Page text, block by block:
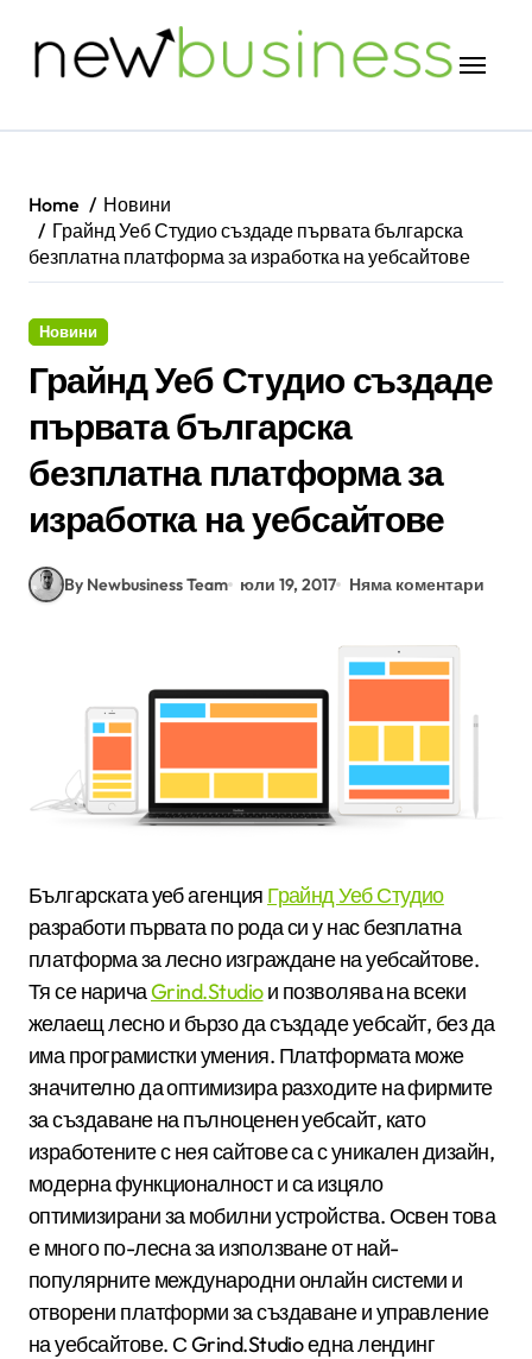
Home
Новини
Грайнд Уеб Студио създаде първата българска
безплатна платформа за изработка на уебсайтове
Новини
Грайнд Уеб Студио създаде
първата българска
безплатна платформа за
изработка на уебсайтове
By Newbusiness Team юли 19, 2017 Няма коментари
Българската уеб агенция Грайнд Уеб Студио
разработи първата по рода си у нас безплатна
платформа за лесно изграждане на уебсайтове.
Тя се наричаGrind.Studioи позволява на всеки
желаещ лесно и бързо да създаде уебсайт, без да
има програмистки умения. Платформата може
значително да оптимизира разходите на фирмите
за създаване на пълноценен уебсайт, като
изработените с нея сайтове са с уникален дизайн,
модерна функционалност и са изцяло
оптимизирани за мобилни устройства. Освен това
е много по-лесна за използване от най-
популярните международни онлайн системи и
отворени платформи за създаване и управление
на уебсайтове. С Grind.Studio една лендинг